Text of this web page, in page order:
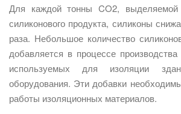
Для каждой тонны CO2, выделяемой
силиконового продукта, силиконы
раза. Небольшое количество
добавляется в процессе производства
используемых для изоляции
оборудования. Эти добавки
работы изоляционных материалов.